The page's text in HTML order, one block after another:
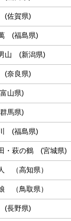
(佐賀県)
(福島県)
山 (新潟県)
(奈良県)
山県)
馬県)
(福島県)
・萩の鶴 (宮城県)
（高知県）
（鳥取県）
(長野県)